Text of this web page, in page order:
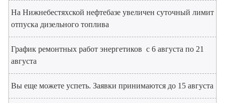
На Нижнебестяхской нефтебазе увеличен суточный лимит
отпуска дизельного топлива
График ремонтных работ энергетиков с 6 августа по 21
августа
Вы еще можете успеть. Заявки принимаются до 15 августа